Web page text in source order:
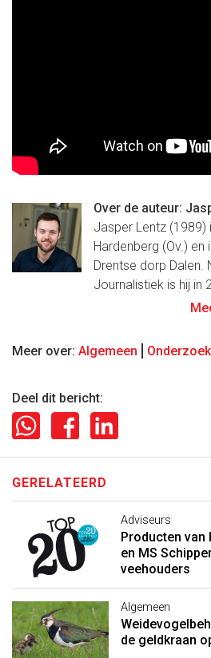
Over de auteur:
Jasper Lentz (1989)
Hardenberg (Ov.)
Drentse dorp Dalen.
Journalistiek is hij in
Meer over: Algemeen
Deel dit bericht:
GERELATEERD
Adviseurs
Producten van
en MS
veehouders
Algemeen
de geldkraan